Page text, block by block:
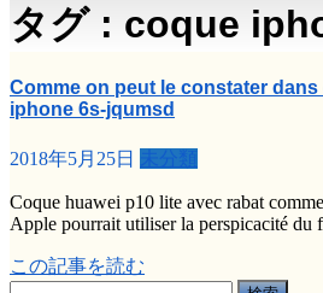
タグ : coque
Comme on peut le constater
iphone 6s-jqumsd
2018年5月25日 未分類
Coque huawei p10 lite avec rabat
Apple pourrait utiliser la perspicacité
この記事を読む